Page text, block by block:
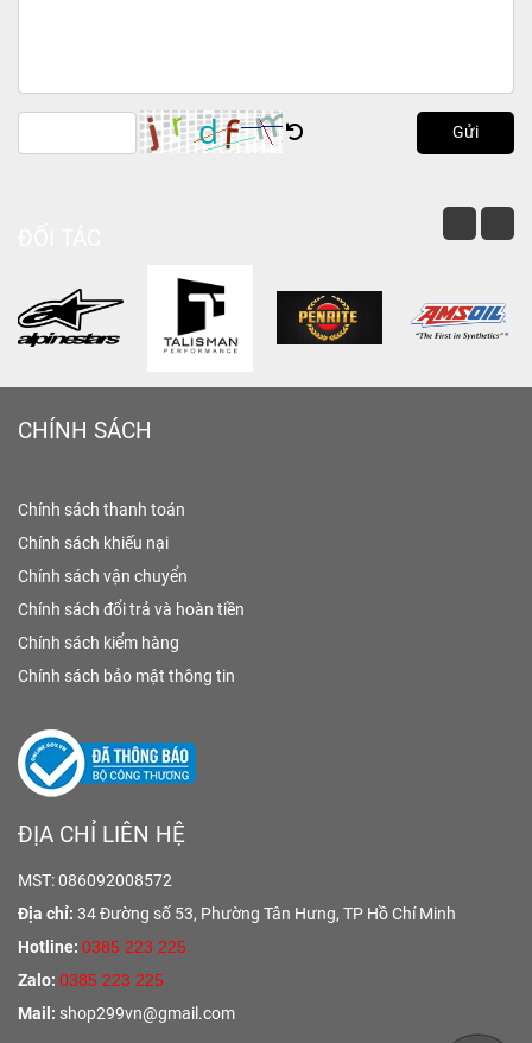
Gửi
CHÍNH SÁCH
Chính sách thanh toán
Chính sách khiếu nại
Chính sách vận chuyển
Chính sách đổi trả và hoàn tiền
Chính sách kiểm hàng
Chính sách bảo mật thông tin
ĐỊA CHỈ LIÊN HỆ
MST: 086092008572
Địa chỉ: 34 Đường số 53, Phường Tân Hưng, TP Hồ Chí Minh
Hotline: 0385 223 225
Zalo: 0385 223 225
Mail: shop299vn@gmail.com